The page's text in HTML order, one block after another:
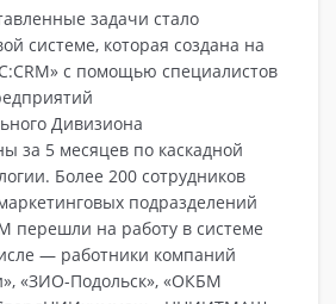
задачи стало
системе, которая создана на
с помощью специалистов
Дивизиона
за 5 месяцев по каскадной
Более 200 сотрудников
подразделений
перешли на работу в системе
— работники компаний
«ЗИО-Подольск», «ОКБМ